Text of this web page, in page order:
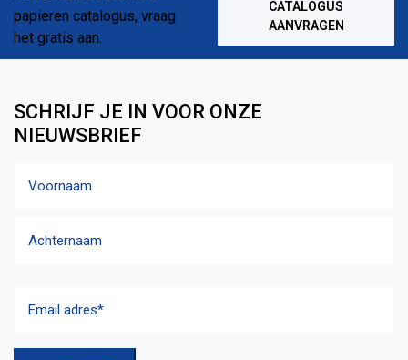
CATALOGUS
AANVRAGEN
SCHRIJF JE IN VOOR ONZE
NIEUWSBRIEF
adres(Vereist)